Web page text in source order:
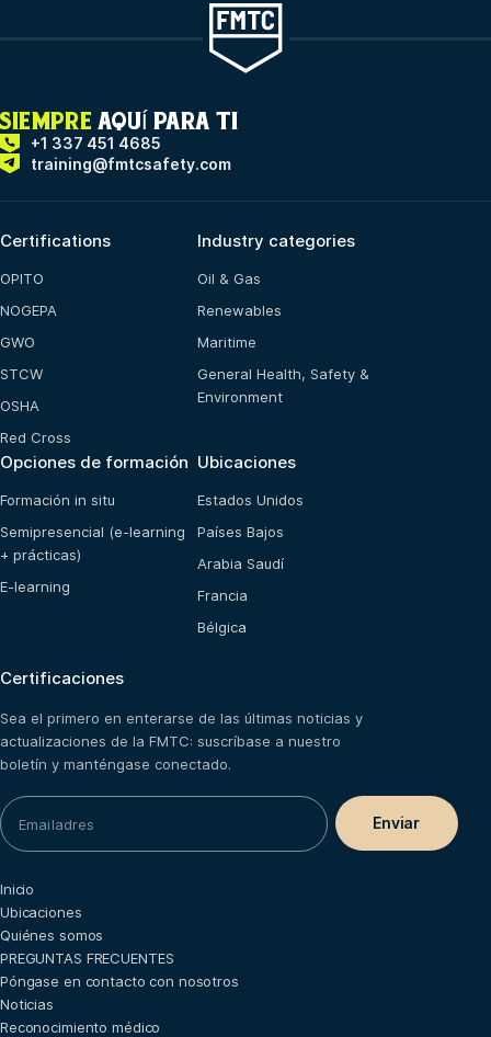
SIEMPRE AQUÍ PARA TI
+1 337 451 4685
training@fmtcsafety.com
Certifications
OPITO
NOGEPA
GWO
STCW
OSHA
Red Cross
Industry categories
Oil & Gas
Renewables
Maritime
General Health, Safety &
Environment
Opciones de formación
Formación in situ
Semipresencial (e-learning
+ prácticas)
E-learning
Ubicaciones
Estados Unidos
Países Bajos
Arabia Saudí
Francia
Bélgica
Certificaciones
Sea el primero en enterarse de las últimas noticias y
actualizaciones de la FMTC: suscríbase a nuestro
boletín y manténgase conectado.
Inicio
Ubicaciones
Quiénes somos
PREGUNTAS FRECUENTES
Póngase en contacto con nosotros
Noticias
Reconocimiento médico